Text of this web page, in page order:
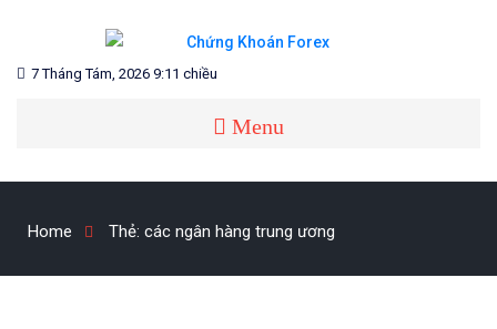
content
CHỨNG KHOÁN FOREX
Blog chia sẻ về Chứng Khoán và Forex
7 Tháng Tám, 2026 9:11 chiều
Menu
Home Thẻ: các ngân hàng trung ương